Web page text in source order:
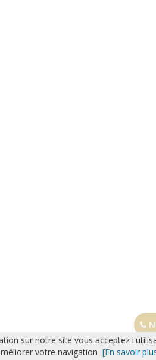
sur notre site vous acceptez
votre navigation [En savoir